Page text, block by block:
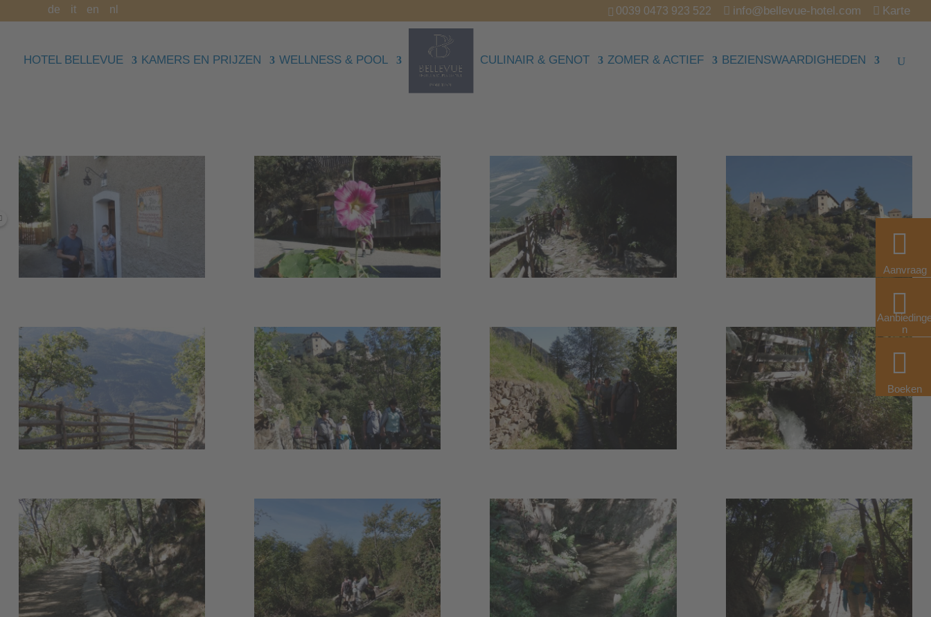
Aanvraag
n
Boeken
0039 0473 923 522 info@bellevue-hotel.com Karte
de it en nl
HOTEL BELLEVUE KAMERS EN PRIJZEN WELLNESS & POOL CULINAIR & GENOT ZOMER & ACTIEF BEZIENSWAARDIGHEDEN